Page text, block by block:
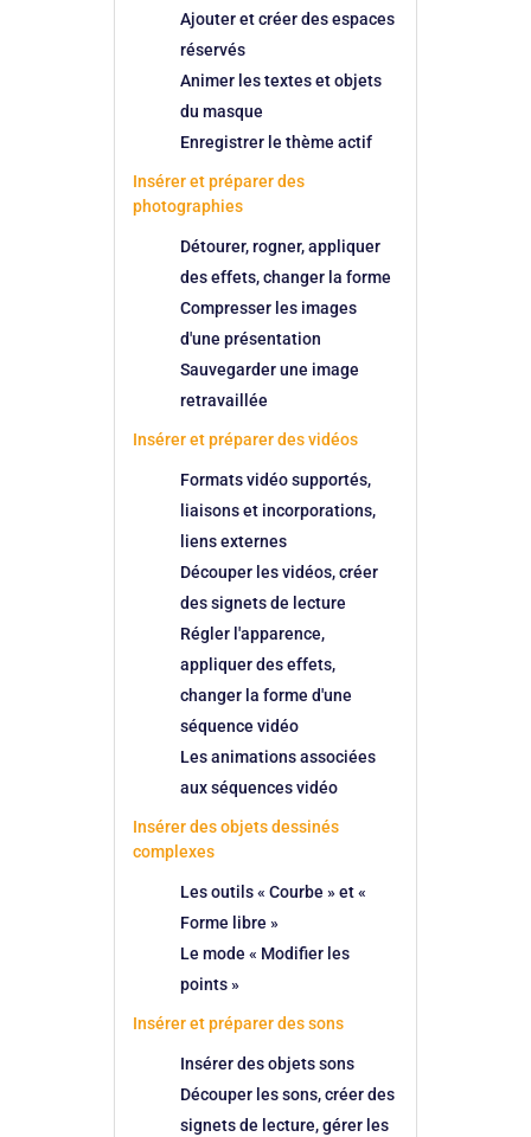
Ajouter et créer des espaces
réservés
Animer les textes et objets
du masque
Enregistrer le thème actif
Insérer et préparer des
photographies
Détourer, rogner, appliquer
des effets, changer la forme
Compresser les images
d'une présentation
Sauvegarder une image
retravaillée
Insérer et préparer des vidéos
Formats vidéo supportés,
liaisons et incorporations,
liens externes
Découper les vidéos, créer
des signets de lecture
Régler l'apparence,
appliquer des effets,
changer la forme d'une
séquence vidéo
Les animations associées
aux séquences vidéo
Insérer des objets dessinés
complexes
Les outils « Courbe » et «
Forme libre »
Le mode « Modifier les
points »
Insérer et préparer des sons
Insérer des objets sons
Découper les sons, créer des
signets de lecture, gérer les